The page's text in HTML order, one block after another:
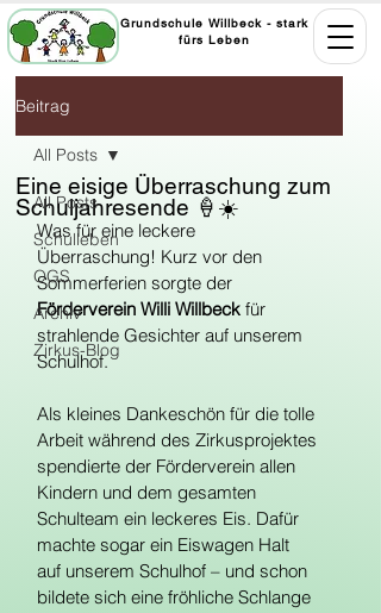
Grundschule Willbeck - stark
fürs Leben
Beitrag
All Posts
Schulleben
OGS
Archiv
Zirkus-Blog
All Posts
Eine eisige Überraschung zum
Schuljahresende 🍦☀️
Was für eine leckere
Überraschung! Kurz vor den
Sommerferien sorgte der
Förderverein Willi Willbeck für
strahlende Gesichter auf unserem
Schulhof.
Als kleines Dankeschön für die tolle
Arbeit während des Zirkusprojektes
spendierte der Förderverein allen
Kindern und dem gesamten
Schulteam ein leckeres Eis. Dafür
machte sogar ein Eiswagen Halt
auf unserem Schulhof – und schon
bildete sich eine fröhliche Schlange